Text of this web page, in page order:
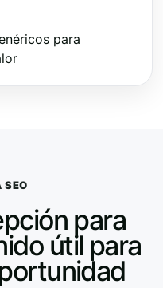
para
SEO
para
útil para